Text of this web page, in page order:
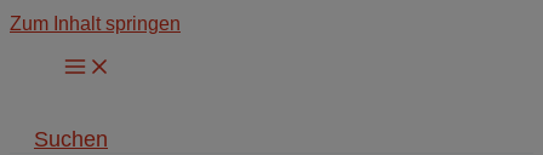
Zum Inhalt springen
Suchen